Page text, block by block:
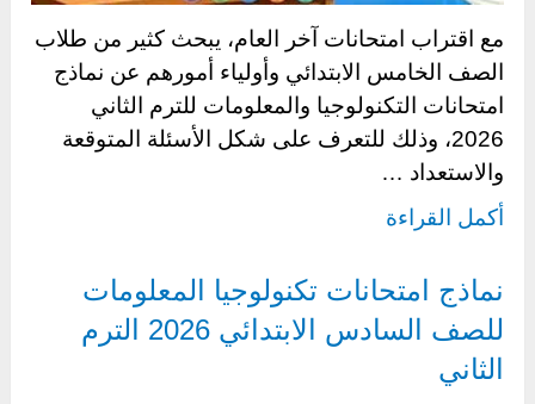
مع اقتراب امتحانات آخر العام، يبحث كثير من طلاب
الصف الخامس الابتدائي وأولياء أمورهم عن نماذج
امتحانات التكنولوجيا والمعلومات للترم الثاني
2026، وذلك للتعرف على شكل الأسئلة المتوقعة
والاستعداد …
أكمل القراءة
نماذج امتحانات تكنولوجيا المعلومات
للصف السادس الابتدائي 2026 الترم
الثاني